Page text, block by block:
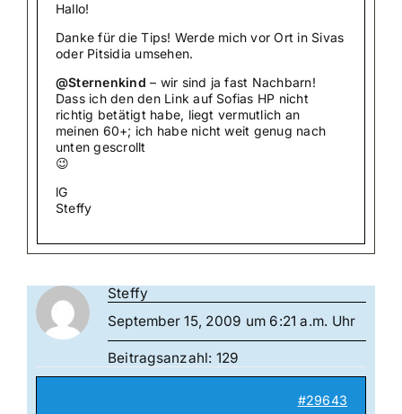
Hallo!
Danke für die Tips! Werde mich vor Ort in Sivas
oder Pitsidia umsehen.
@Sternenkind – wir sind ja fast Nachbarn!
Dass ich den den Link auf Sofias HP nicht
richtig betätigt habe, liegt vermutlich an
meinen 60+; ich habe nicht weit genug nach
unten gescrollt
😉
lG
Steffy
Steffy
September 15, 2009 um 6:21 a.m. Uhr
Beitragsanzahl: 129
#29643